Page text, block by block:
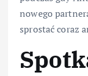
nowego
sprostać coraz